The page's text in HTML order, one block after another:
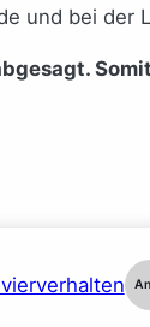
und bei der